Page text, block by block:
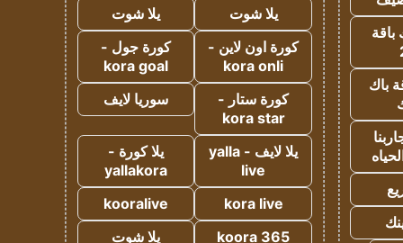
باقة
باك
يلا شوت
يلا شوت
كورة اون لاين -
kora onli
كورة جول -
kora goal
كورة ستار -
kora star
سوريا لايف
يلا لايف - yalla
live
يلا كورة -
yallakora
kora live
kooralive
koora 365
يلا شوت